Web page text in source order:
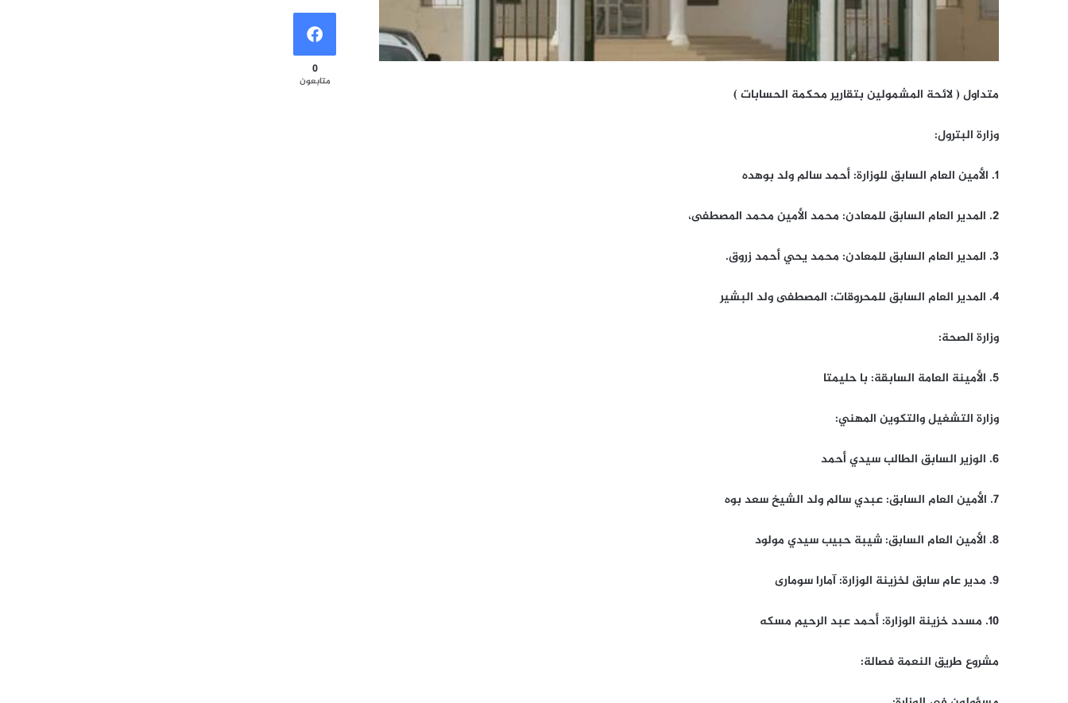
متداول ( لائحة المشمولين بتقارير محكمة الحسابات )
وزارة البترول:
1. الأمين العام السابق للوزارة: أحمد سالم ولد بوهده
2. المدير العام السابق للمعادن: محمد الأمين محمد المصطفى،
3. المدير العام السابق للمعادن: محمد يحي أحمد زروق.
4. المدير العام السابق للمحروقات: المصطفى ولد البشير
وزارة الصحة:
5. الأمينة العامة السابقة: با حليمتا
وزارة التشغيل والتكوين المهني:
6. الوزير السابق الطالب سيدي أحمد
7. الأمين العام السابق: عبدي سالم ولد الشيخ سعد بوه
8. الأمين العام السابق: شيبة حبيب سيدي مولود
9. مدير عام سابق لخزينة الوزارة: آمارا سومارى
10. مسدد خزينة الوزارة: أحمد عبد الرحيم مسكه
مشروع طريق النعمة فصالة:
0
متابعون